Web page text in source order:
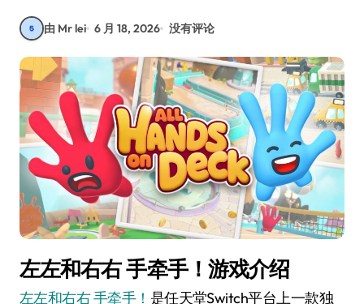
由 Mr lei 6 月 18, 2026 没有评论
左左和右右 手牵手！游戏介绍
左左和右右 手牵手！ 是任天堂Switch平台上一款独